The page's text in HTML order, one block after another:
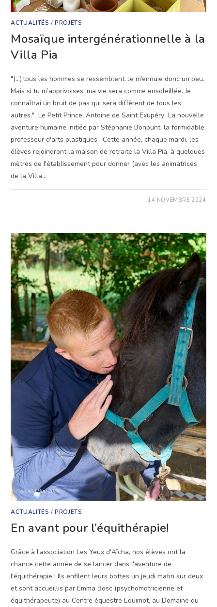
ACTUALITÉS /PROJETS
Mosaïque intergénérationnelle à la
Villa Pia
‌"(...) tous les hommes se ressemblent. Je m’ennuie donc un peu.
Mais si tu m’apprivoises, ma vie sera comme ensoleillée. Je
connaîtrai un bruit de pas qui sera différent de tous les
autres." Le Petit Prince, Antoine de Saint Exupéry La nouvelle
aventure humaine initiée par Stéphanie Bonpunt, la formidable
professeur d'arts plastiques : Cette année, chaque mardi, les
élèves rejoindront la maison de retraite la Villa Pia, à quelques
mètres de l'établissement pour donner (avec les animatrices
de la Villa…
VILLA
PIA
14 NOVEMBRE 2024
ACTUALITÉS /PROJETS
En avant pour l’équithérapie!
Grâce à l'association Les Yeux d'Aïcha, nos élèves ont la
chance cette année de se lancer dans l'aventure de
l'équithérapie ! Ils enfilent leurs bottes un jeudi matin sur deux
et sont accueillis par Emma Bosc (psychomotricienne et
équithérapeute) au Centre équestre Equimot, au Domaine du